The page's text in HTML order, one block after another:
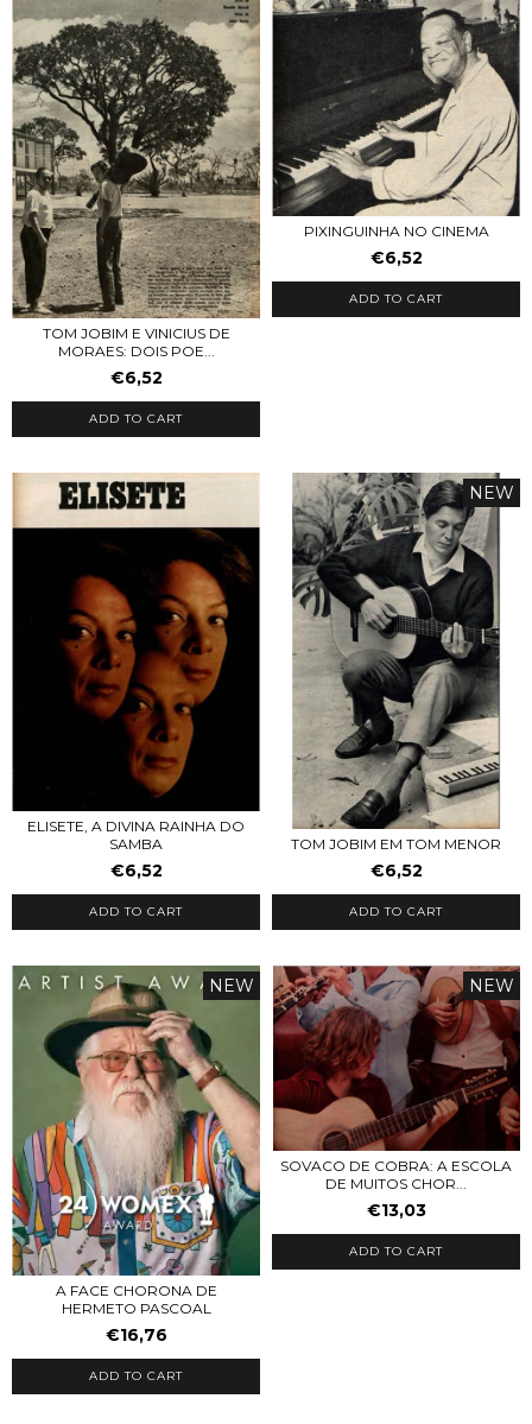
TOM JOBIM E VINICIUS DE
MORAES: DOIS POE...
€6,52
ADD TO CART
PIXINGUINHA NO CINEMA
€6,52
ADD TO CART
ELISETE, A DIVINA RAINHA DO
SAMBA
€6,52
ADD TO CART
NEW
TOM JOBIM EM TOM MENOR
€6,52
ADD TO CART
NEW
A FACE CHORONA DE
HERMETO PASCOAL
€16,76
ADD TO CART
NEW
SOVACO DE COBRA: A ESCOLA
DE MUITOS CHOR...
€13,03
ADD TO CART